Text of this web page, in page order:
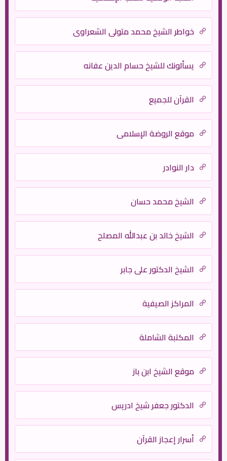
خواطر الشيخ محمد متولى الشعراوي
يسألونك للشيخ حسام الدين عفانه
القرآن للجميع
موقع الروضة الإسلامي
دار النوادر
الشيخ محمد حسان
الشيخ خالد بن عبدالله المصلح
الشيخ الدكتور علي جابر
المراكز الصيفية
المكتبة الشاملة
موقع الشيخ ابن باز
الدكتور جعفر شيخ ادريس
أسرار إعجاز القرآن